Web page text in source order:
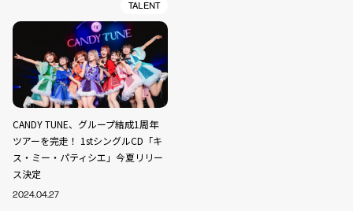
TALENT
CANDY TUNE、グループ結成1周年
ツアーを完走！ 1stシングルCD「キ
ス・ミー・パティシエ」今夏リリー
ス決定
2024.04.27